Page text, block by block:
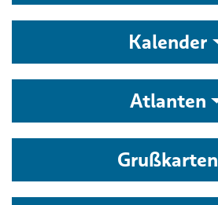
Kalender
Atlanten
Grußkarten